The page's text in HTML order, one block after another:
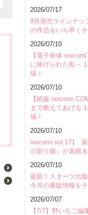
2026/07/17
9月発売ラインナッ
の作品をいち早くチ
2026/07/10
【電子単体
に捧げられた私～
場！
2026/07/10
【紙版 noicomi
まで教えてあげる
場！
2026/07/10
noicomi vol.171 新
の契り婚』が表紙
2026/07/10
最新！スターツ出
今月の重版情報を
2026/07/07
【7/7】野いちご